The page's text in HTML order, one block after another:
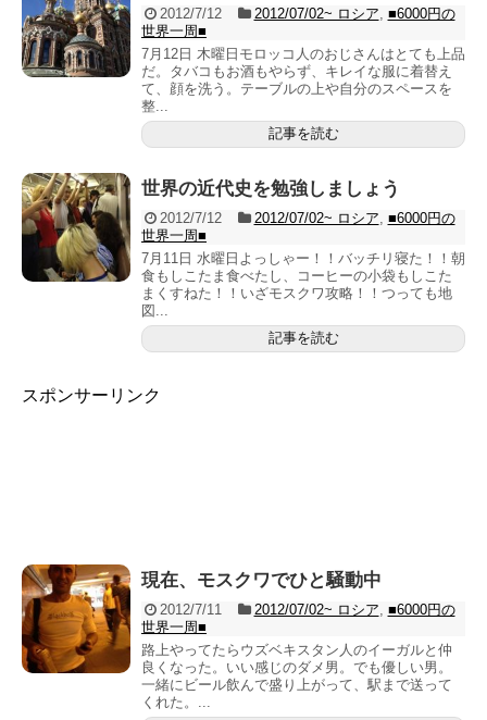
2012/7/12 2012/07/02~ ロシア, ■6000円の
世界一周■
7月12日 木曜日モロッコ人のおじさんはとても上品
だ。タバコもお酒もやらず、キレイな服に着替え
て、顔を洗う。テーブルの上や自分のスペースを
整...
記事を読む
世界の近代史を勉強しましょう
2012/7/12 2012/07/02~ ロシア, ■6000円の
世界一周■
7月11日 水曜日よっしゃー！！バッチリ寝た！！朝
食もしこたま食べたし、コーヒーの小袋もしこた
まくすねた！！いざモスクワ攻略！！つっても地
図...
記事を読む
スポンサーリンク
現在、モスクワでひと騒動中
2012/7/11 2012/07/02~ ロシア, ■6000円の
世界一周■
路上やってたらウズベキスタン人のイーガルと仲
良くなった。いい感じのダメ男。でも優しい男。
一緒にビール飲んで盛り上がって、駅まで送って
くれた。...